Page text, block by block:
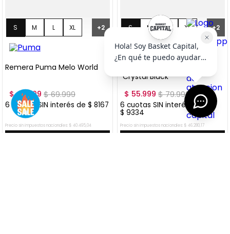
S M L XL
XXL
+2
Remera Puma Melo World
$ 48. 999 $69.999
6cuotas SIN interés de $ 8167
Precio sin impuestos nacionales: $ 40.495,04
S M L XL
XXL
+2
"Crystal Black"
$ 55.999 $79.999
6 cuotas SIN interés de
$ 9334
Precio sin impuestos nacionales: $ 46.280,17